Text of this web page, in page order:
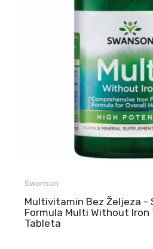
Swanson
Multivitamin Bez Željeza -
Formula Multi Without Iron
Tableta